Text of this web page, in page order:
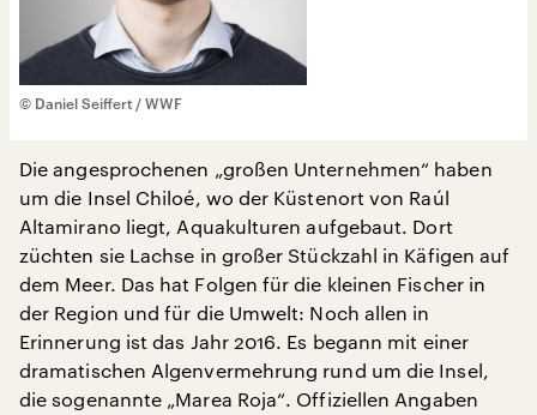
© Daniel Seiffert / WWF
Die angesprochenen „großen Unternehmen“ haben
um die Insel Chiloé, wo der Küstenort von Raúl
Altamirano liegt, Aquakulturen aufgebaut. Dort
züchten sie Lachse in großer Stückzahl in Käfigen auf
dem Meer. Das hat Folgen für die kleinen Fischer in
der Region und für die Umwelt: Noch allen in
Erinnerung ist das Jahr 2016. Es begann mit einer
dramatischen Algenvermehrung rund um die Insel,
die sogenannte „Marea Roja“. Offiziellen Angaben